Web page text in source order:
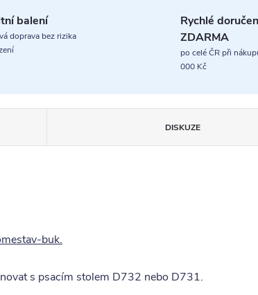
balení
doprava bez rizika
Rychlé
ZDARMA
po celé ČR při
000 Kč
DISKUZE
buk.
s psacím stolem D732 nebo D731.